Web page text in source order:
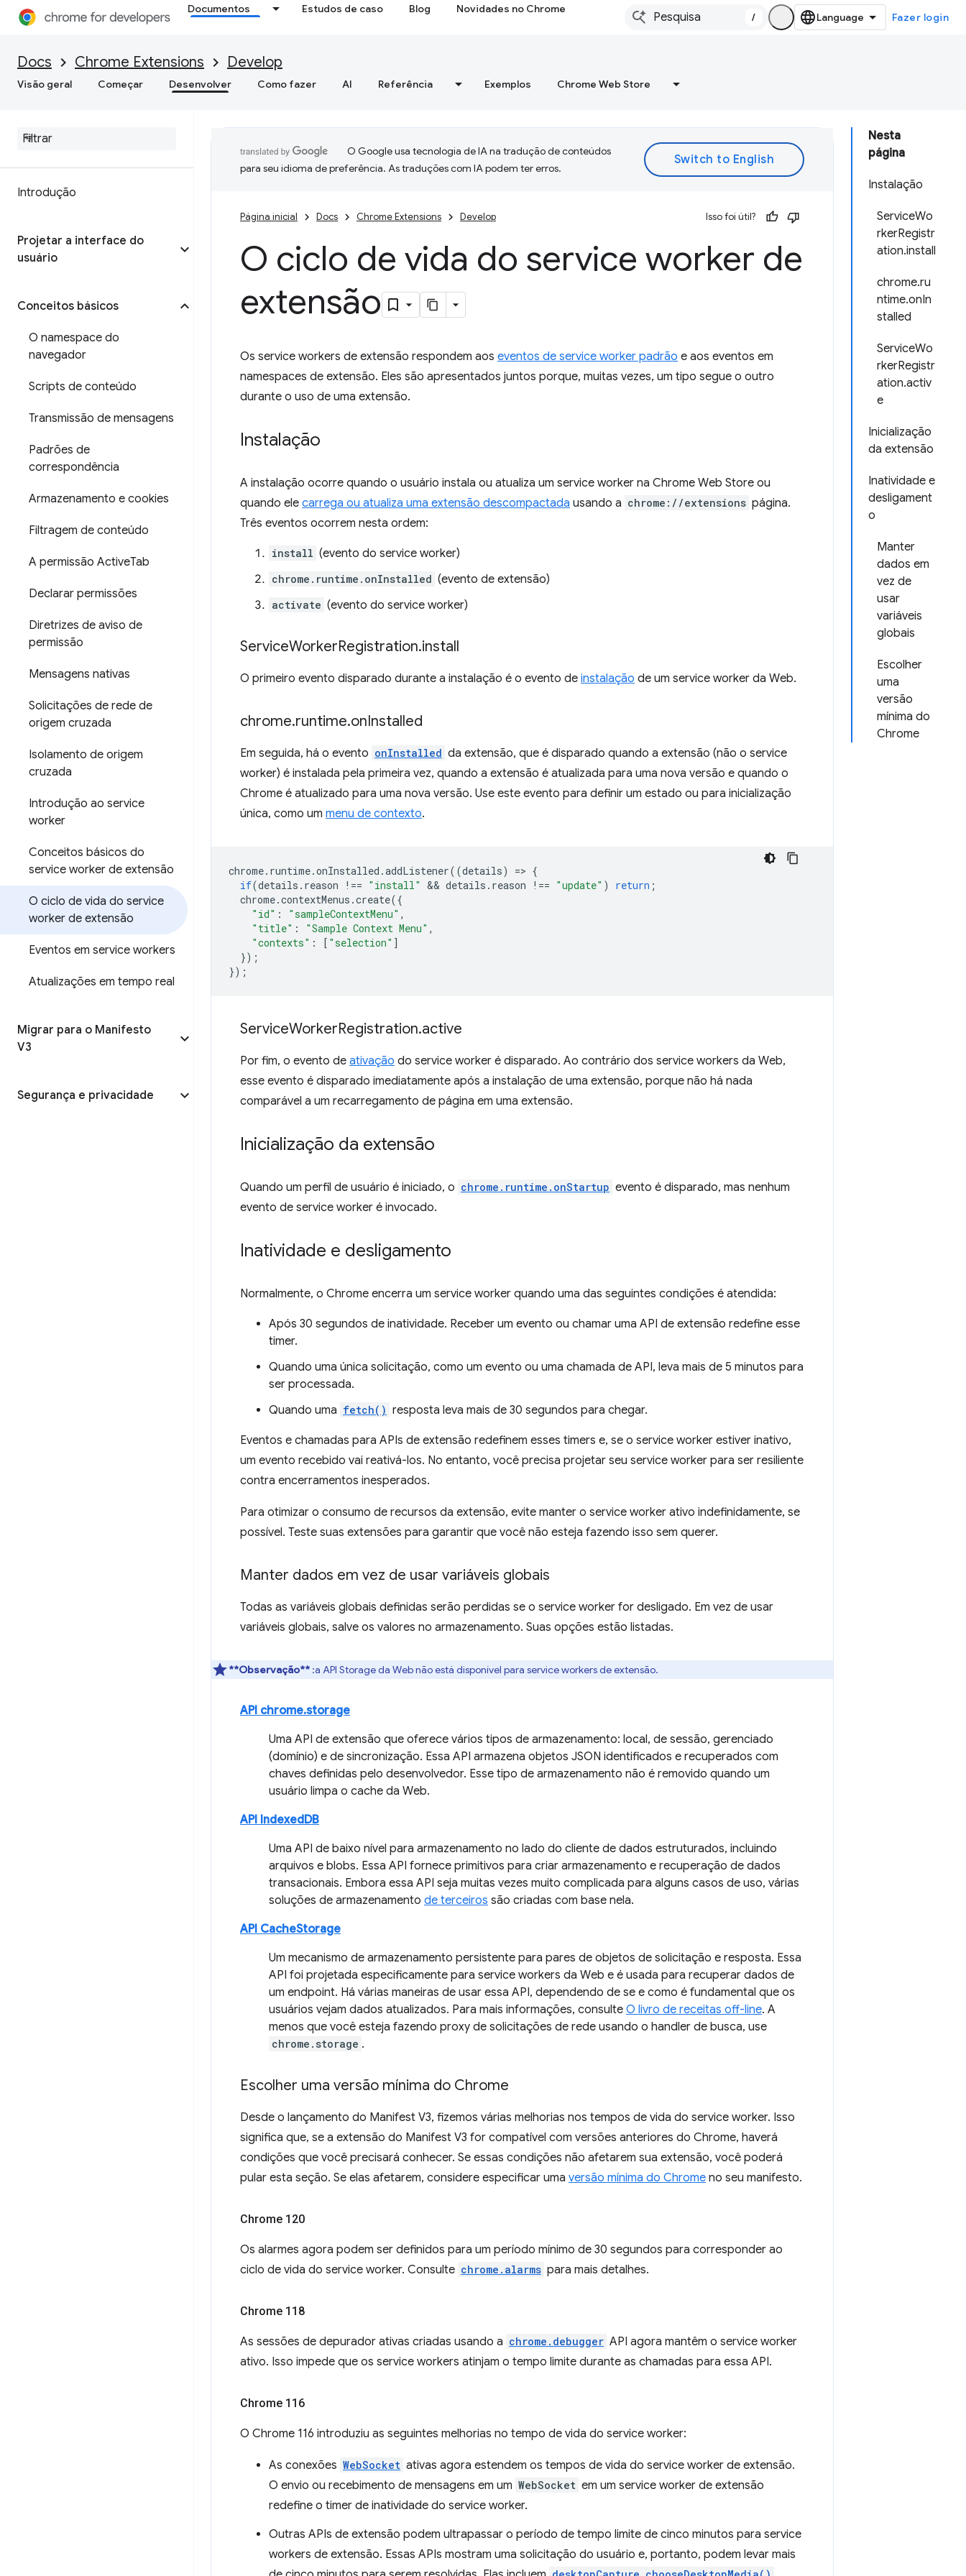
Documentos Estudos de caso Blog Novidades no Chrome
/ Fazer login
Docs Chrome Extensions Develop
Visão geral Começar Desenvolver Como fazer AI Referência Exemplos Chrome Web Store
Introdução
Projetar a interface do
usuário
Conceitos básicos
O namespace do
navegador
Scripts de conteúdo
Transmissão de mensagens
Padrões de
correspondência
Armazenamento e cookies
Filtragem de conteúdo
A permissão ActiveTab
Declarar permissões
Diretrizes de aviso de
permissão
Mensagens nativas
Solicitações de rede de
origem cruzada
Isolamento de origem
cruzada
Introdução ao service
worker
Conceitos básicos do
service worker de extensão
O ciclo de vida do service
worker de extensão
Eventos em service workers
Atualizações em tempo real
Migrar para o Manifesto
V3
Segurança e privacidade
Nesta
página
Instalação
ServiceWo
rkerRegistr
ation.install
chrome.ru
ntime.onIn
stalled
ServiceWo
rkerRegistr
ation.activ
e
Inicialização
da extensão
Inatividade e
desligament
o
Manter
dados em
vez de
usar
variáveis
globais
Escolher
uma
versão
mínima do
Chrome
O Google usa tecnologia de IA na tradução de conteúdos
para seu idioma de preferência. As traduções com IA podem ter erros.
Página inicial Docs Chrome Extensions Develop Isso foi útil?
O ciclo de vida do service worker de
extensão
Os service workers de extensão respondem aos eventos de service worker padrão e aos eventos em
namespaces de extensão. Eles são apresentados juntos porque, muitas vezes, um tipo segue o outro
durante o uso de uma extensão.
Instalação
A instalação ocorre quando o usuário instala ou atualiza um service worker na Chrome Web Store ou
quando ele carrega ou atualiza uma extensão descompactada usando a chrome://extensions página.
Três eventos ocorrem nesta ordem:
install (evento do service worker)
chrome.runtime.onInstalled (evento de extensão)
activate (evento do service worker)
ServiceWorkerRegistration.install
O primeiro evento disparado durante a instalação é o evento de instalação de um service worker da Web.
chrome.runtime.onInstalled
Em seguida, há o evento onInstalled da extensão, que é disparado quando a extensão (não o service
worker) é instalada pela primeira vez, quando a extensão é atualizada para uma nova versão e quando o
Chrome é atualizado para uma nova versão. Use este evento para definir um estado ou para inicialização
única, como um menu de contexto.
chrome. runtime.onInstalled .addListener((details) => {
if(details . reason !== "install" && details . reason !== "update" ) return ;
chrome.contextMenus .create({
"id" : "sampleContextMenu" ,
"title" : "Sample Context Menu" ,
"contexts" : [ "selection" ]
});
});
ServiceWorkerRegistration.active
Por fim, o evento de ativação do service worker é disparado. Ao contrário dos service workers da Web,
esse evento é disparado imediatamente após a instalação de uma extensão, porque não há nada
comparável a um recarregamento de página em uma extensão.
Inicialização da extensão
Quando um perfil de usuário é iniciado, o chrome.runtime.onStartup evento é disparado, mas nenhum
evento de service worker é invocado.
Inatividade e desligamento
Normalmente, o Chrome encerra um service worker quando uma das seguintes condições é atendida:
Após 30 segundos de inatividade. Receber um evento ou chamar uma API de extensão redefine esse
timer.
Quando uma única solicitação, como um evento ou uma chamada de API, leva mais de 5 minutos para
ser processada.
Quando uma fetch() resposta leva mais de 30 segundos para chegar.
Eventos e chamadas para APIs de extensão redefinem esses timers e, se o service worker estiver inativo,
um evento recebido vai reativá-los. No entanto, você precisa projetar seu service worker para ser resiliente
contra encerramentos inesperados.
Para otimizar o consumo de recursos da extensão, evite manter o service worker ativo indefinidamente, se
possível. Teste suas extensões para garantir que você não esteja fazendo isso sem querer.
Manter dados em vez de usar variáveis globais
Todas as variáveis globais definidas serão perdidas se o service worker for desligado. Em vez de usar
variáveis globais, salve os valores no armazenamento. Suas opções estão listadas.
**Observação** :a API Storage da Web não está disponível para service workers de extensão.
API chrome.storage
Uma API de extensão que oferece vários tipos de armazenamento: local, de sessão, gerenciado
(domínio) e de sincronização. Essa API armazena objetos JSON identificados e recuperados com
chaves definidas pelo desenvolvedor. Esse tipo de armazenamento não é removido quando um
usuário limpa o cache da Web.
API IndexedDB
Uma API de baixo nível para armazenamento no lado do cliente de dados estruturados, incluindo
arquivos e blobs. Essa API fornece primitivos para criar armazenamento e recuperação de dados
transacionais. Embora essa API seja muitas vezes muito complicada para alguns casos de uso, várias
soluções de armazenamento de terceiros são criadas com base nela.
API CacheStorage
Um mecanismo de armazenamento persistente para pares de objetos de solicitação e resposta. Essa
API foi projetada especificamente para service workers da Web e é usada para recuperar dados de
um endpoint. Há várias maneiras de usar essa API, dependendo de se e como é fundamental que os
usuários vejam dados atualizados. Para mais informações, consulte O livro de receitas off-line. A
menos que você esteja fazendo proxy de solicitações de rede usando o handler de busca, use
chrome.storage .
Escolher uma versão mínima do Chrome
Desde o lançamento do Manifest V3, fizemos várias melhorias nos tempos de vida do service worker. Isso
significa que, se a extensão do Manifest V3 for compatível com versões anteriores do Chrome, haverá
condições que você precisará conhecer. Se essas condições não afetarem sua extensão, você poderá
pular esta seção. Se elas afetarem, considere especificar uma versão mínima do Chrome no seu manifesto.
Chrome 120
Os alarmes agora podem ser definidos para um período mínimo de 30 segundos para corresponder ao
ciclo de vida do service worker. Consulte chrome.alarms para mais detalhes.
Chrome 118
As sessões de depurador ativas criadas usando a chrome.debugger API agora mantêm o service worker
ativo. Isso impede que os service workers atinjam o tempo limite durante as chamadas para essa API.
Chrome 116
O Chrome 116 introduziu as seguintes melhorias no tempo de vida do service worker:
As conexões WebSocket ativas agora estendem os tempos de vida do service worker de extensão.
O envio ou recebimento de mensagens em um WebSocket em um service worker de extensão
redefine o timer de inatividade do service worker.
Outras APIs de extensão podem ultrapassar o período de tempo limite de cinco minutos para service
workers de extensão. Essas APIs mostram uma solicitação do usuário e, portanto, podem levar mais